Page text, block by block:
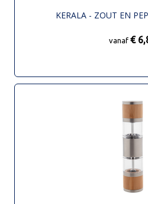
KERALA - ZOUT EN
vanaf €